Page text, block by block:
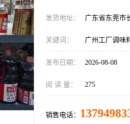
发货地址： 广东省东莞市
关键词： 广州工厂调味
发布日期： 2026-08-08
阅 读 量： 275
销售电话：